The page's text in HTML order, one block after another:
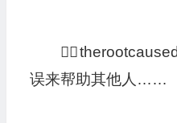
误来帮助其他人……